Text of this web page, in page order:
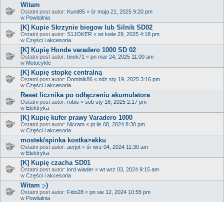
Witam
Ostatni post autor: Kunit85 « śr maja 21, 2025 9:20 pm
w Powitalnia
[K] Kupie Skrzynie biegow lub Silnik SD02
Ostatni post autor: S1JOKER « wt kwie 29, 2025 4:18 pm
w Części i akcesoria
[K] Kupię Honde varadero 1000 SD 02
Ostatni post autor: tinek71 « pn mar 24, 2025 11:00 am
w Motocykle
[K] Kupię stopkę centralną
Ostatni post autor: Dominik86 « ndz sty 19, 2025 3:16 pm
w Części i akcesoria
Reset licznika po odłączeniu akumulatora
Ostatni post autor: robis « sob sty 18, 2025 2:17 pm
w Elektryka
[K] Kupię kufer prawy Varadero 1000
Ostatni post autor: Nicram « pt lis 08, 2024 8:30 pm
w Części i akcesoria
mostek/spinka kostka>akku
Ostatni post autor: aerjot « śr wrz 04, 2024 11:30 am
w Elektryka
[K] Kupię czacha SD01
Ostatni post autor: lord wiader « wt wrz 03, 2024 9:15 am
w Części i akcesoria
Witam ;-)
Ostatni post autor: Fido28 « pn sie 12, 2024 10:55 pm
w Powitalnia